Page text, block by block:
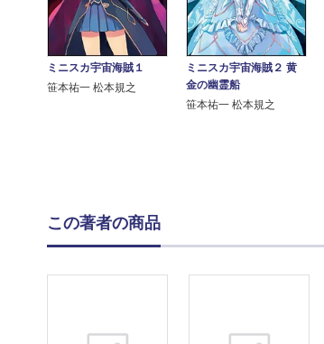
ミニスカ宇宙海賊１
笹本祐一 松本規之
ミニスカ宇宙海賊２ 黄
金の幽霊船
笹本祐一 松本規之
この著者の商品